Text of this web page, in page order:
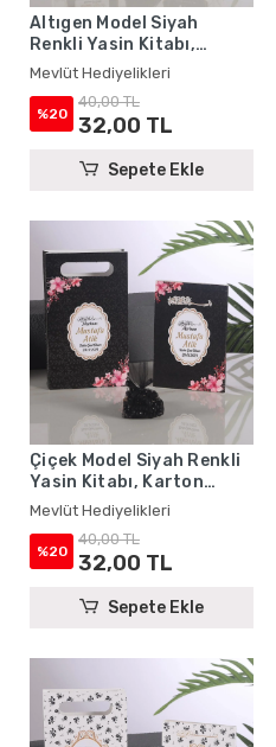
Altıgen Model Siyah
Renkli Yasin Kitabı,
Karton Çanta ve Tesbih -
Mevlüt Hediyelikleri
Mevlüt Hediyelikleri
%20
40,00 TL
32,00 TL
Sepete Ekle
Çiçek Model Siyah Renkli
Yasin Kitabı, Karton
Çanta ve Tesbih - Mevlüt
Hediyelikleri
Mevlüt Hediyelikleri
%20
40,00 TL
32,00 TL
Sepete Ekle